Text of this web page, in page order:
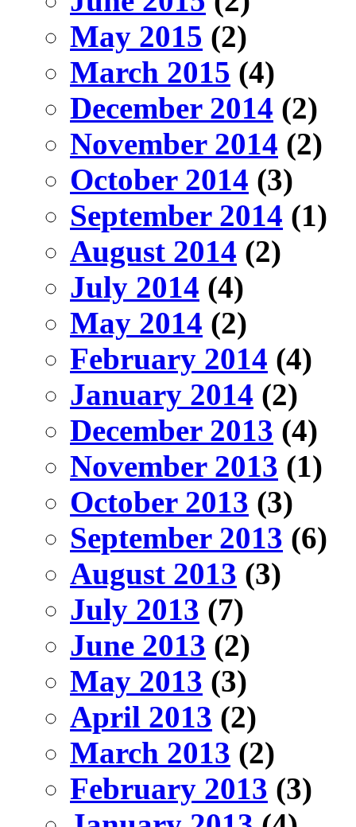
May 2015 (2)
March 2015 (4)
December 2014 (2)
November 2014 (2)
October 2014 (3)
September 2014 (1)
August 2014 (2)
July 2014 (4)
May 2014 (2)
February 2014 (4)
January 2014 (2)
December 2013 (4)
November 2013 (1)
October 2013 (3)
September 2013 (6)
August 2013 (3)
July 2013 (7)
June 2013 (2)
May 2013 (3)
April 2013 (2)
March 2013 (2)
February 2013 (3)